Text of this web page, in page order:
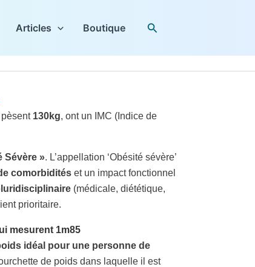
Articles Boutique Rechercher
130kg, ont un IMC (Indice de
Sévère ». L’appellation ‘Obésité sévère’
comorbidités et un impact fonctionnel
(médicale, diététique,
prioritaire.
mesurent 1m85
idéal pour une personne de
de poids dans laquelle il est